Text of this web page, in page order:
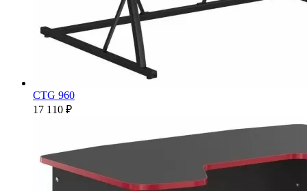
CTG 960
17 110 ₽